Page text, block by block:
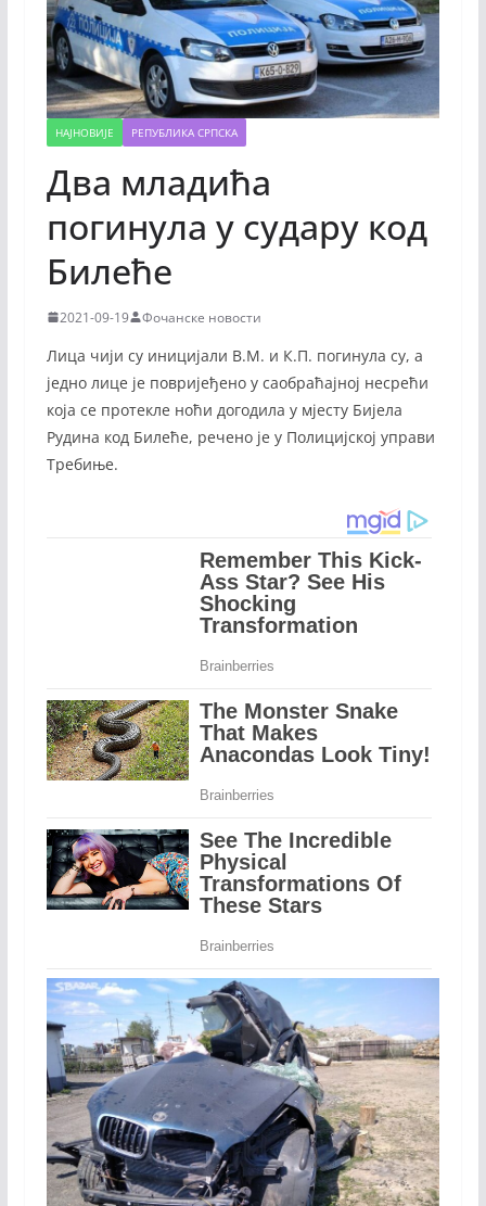
НАЈНОВИЈЕ РЕПУБЛИКА СРПСКА
Два младића
погинула у судару код
Билеће
2021-09-19 Фочанске новости
Лица чији су иницијали В.М. и К.П. погинула су, а
једно лице је повријеђено у саобраћајној несрећи
која се протекле ноћи догодила у мјесту Бијела
Рудина код Билеће, речено је у Полицијској управи
Требиње.